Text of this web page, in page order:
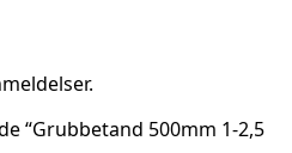
“Grubbetand 500mm 1-2,5